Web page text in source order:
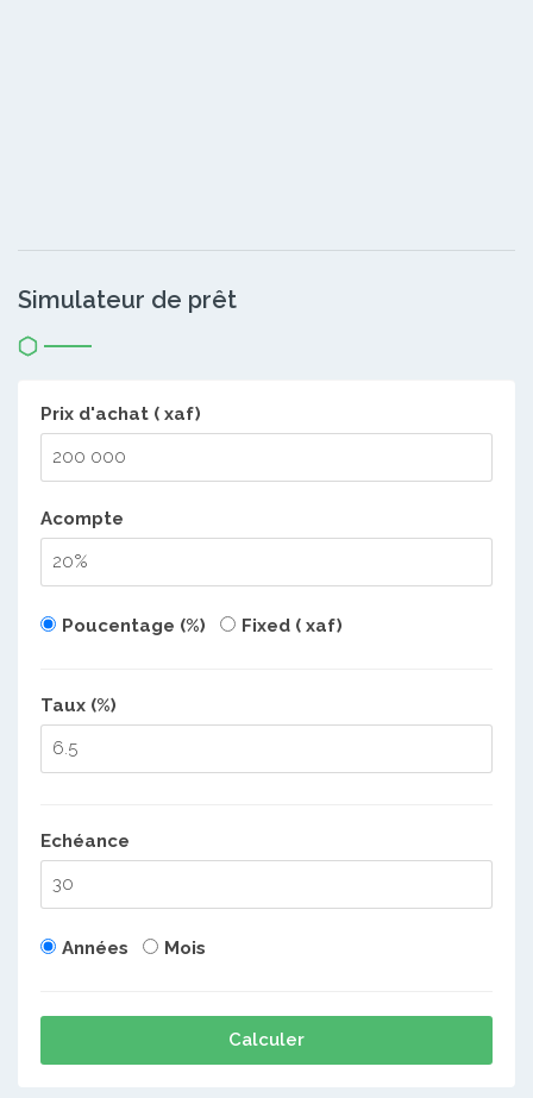
Simulateur de prêt
Prix d'achat ( xaf)
Acompte
Poucentage (%) Fixed ( xaf)
Taux (%)
Echéance
Années Mois
Calculer